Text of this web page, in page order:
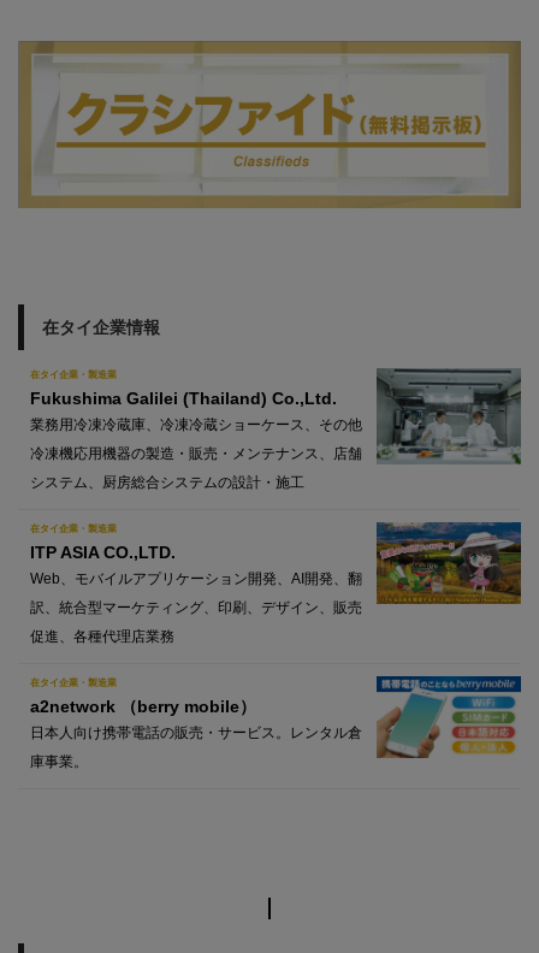
在タイ企業情報
在タイ企業・製造業
Fukushima Galilei (Thailand) Co.,Ltd.
業務用冷凍冷蔵庫、冷凍冷蔵ショーケース、その他
冷凍機応用機器の製造・販売・メンテナンス、店舗
システム、厨房総合システムの設計・施工
在タイ企業・製造業
ITP ASIA CO.,LTD.
Web、モバイルアプリケーション開発、AI開発、翻
訳、統合型マーケティング、印刷、デザイン、販売
促進、各種代理店業務
在タイ企業・製造業
a2network （berry mobile）
日本人向け携帯電話の販売・サービス。レンタル倉
庫事業。